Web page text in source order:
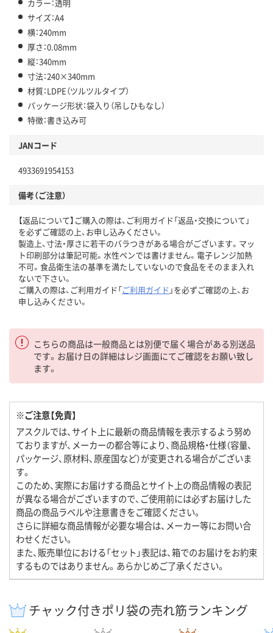
カラー：透明
サイズ：A4
横：240mm
厚さ：0.08mm
縦：340mm
寸法：240×340mm
材質：LDPE（ツルツルタイプ）
パッケージ形状：袋入り（吊しひもなし）
特徴：書き込み可
JANコード
4933691954153
備考（ご注意）
【返品について】ご購入の際は、ご利用ガイド「返品・交換について」
を必ずご確認の上、お申し込みください。
製造上、寸法・厚さに若干のバラつきがある場合がございます。マッ
ト印刷部分は筆記可能。水性ペンでは書けません。電子レンジ加熱
不可。食品衛生法の基準を満たしていないので食品をそのまま入れ
ないで下さい。
ご購入の際は、ご利用ガイド「ご利用ガイド 」を必ずご確認の上、お
申し込みください。
こちらの商品は一般商品とは別便で届く場合がある別送品
です。お届け日の詳細はレジ画面にてご確認をお願い致し
ます。
※ご注意【免責】
アスクルでは、サイト上に最新の商品情報を表示するよう努め
ておりますが、メーカーの都合等により、商品規格・仕様（容量、
パッケージ、原材料、原産国など）が変更される場合がございま
す。
このため、実際にお届けする商品とサイト上の商品情報の表記
が異なる場合がございますので、ご使用前には必ずお届けした
商品の商品ラベルや注意書きをご確認ください。
さらに詳細な商品情報が必要な場合は、メーカー等にお問い合
わせください。
また、販売単位における「セット」表記は、箱でのお届けをお約束
するものではありません。あらかじめご了承ください。
チャック付きポリ袋の売れ筋ランキング